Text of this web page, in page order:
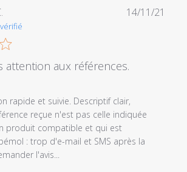
attention aux références.
rapide et suivie. Descriptif clair,
reçue n'est pas celle indiquée
produit compatible et qui est
: trop d'e-mail et SMS après la
l'avis...
14/11/21